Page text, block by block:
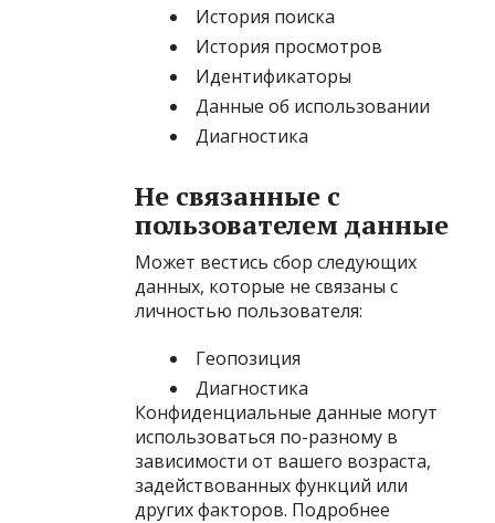
История поиска
История просмотров
Идентификаторы
Данные об использовании
Диагностика
Не связанные с
пользователем данные
Может вестись сбор следующих
данных, которые не связаны с
личностью пользователя:
Геопозиция
Диагностика
Конфиденциальные данные могут
использоваться по-разному в
зависимости от вашего возраста,
задействованных функций или
других факторов. Подробнее